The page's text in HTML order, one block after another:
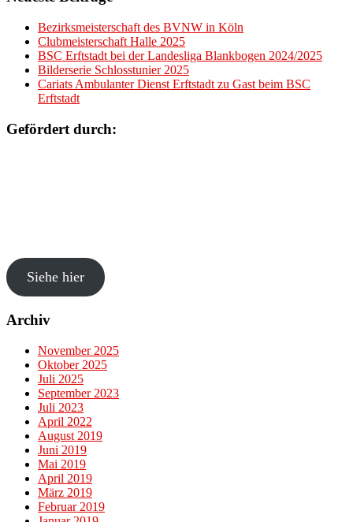
Bezirksmeisterschaft des BVNW in Köln
Clubmeisterschaft Halle 2025
BSC Erftstadt bei der Landesliga Blankbogen 2024/2025
Bilderserie Schlosstunier 2025
Cariats Ambulanter Dienst Erftstadt zu Gast beim BSC
Erftstadt
Gefördert durch:
Siehe hier
Archiv
November 2025
Oktober 2025
Juli 2025
September 2023
Juli 2023
April 2022
August 2019
Juni 2019
Mai 2019
April 2019
März 2019
Februar 2019